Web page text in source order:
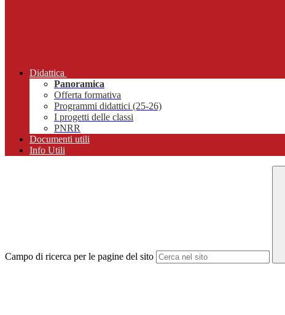
Didattica
Panoramica
Offerta formativa
Programmi didattici (25-26)
I progetti delle classi
PNRR
Documenti utili
Info Utili
Campo di ricerca per le pagine del sito